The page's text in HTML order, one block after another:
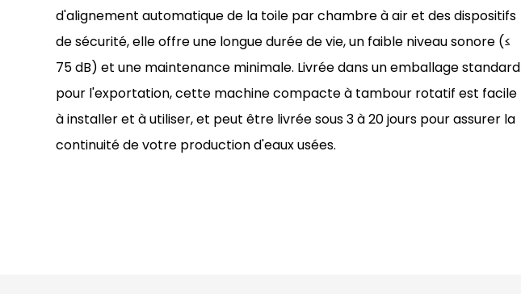
d'alignement automatique de la toile par chambre à air et des dispositifs
de sécurité, elle offre une longue durée de vie, un faible niveau sonore (≤
75 dB) et une maintenance minimale. Livrée dans un emballage standard
pour l'exportation, cette machine compacte à tambour rotatif est facile
à installer et à utiliser, et peut être livrée sous 3 à 20 jours pour assurer la
continuité de votre production d'eaux usées.